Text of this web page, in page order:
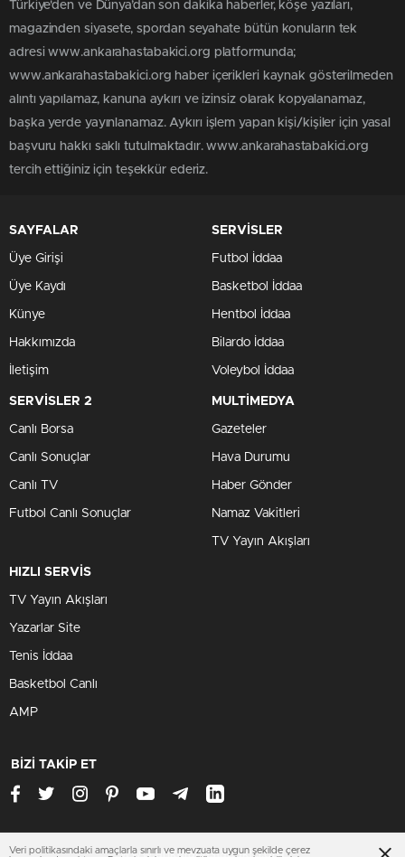
Türkiye'den ve Dünya’dan son dakika haberler, köşe yazıları,
magazinden siyasete, spordan seyahate bütün konuların tek
adresi www.ankarahastabakici.org platformunda;
www.ankarahastabakici.org haber içerikleri kaynak gösterilmeden
alıntı yapılamaz, kanuna aykırı ve izinsiz olarak kopyalanamaz,
başka yerde yayınlanamaz. Aykırı işlem yapan kişi/kişiler için yasal
başvuru hakkı saklı tutulmaktadır. www.ankarahastabakici.org
tercih ettiğiniz için teşekkür ederiz.
SAYFALAR
Üye Girişi
Üye Kaydı
Künye
Hakkımızda
İletişim
SERVİSLER
Futbol İddaa
Basketbol İddaa
Hentbol İddaa
Bilardo İddaa
Voleybol İddaa
SERVİSLER 2
Canlı Borsa
Canlı Sonuçlar
Canlı TV
Futbol Canlı Sonuçlar
MULTİMEDYA
Gazeteler
Hava Durumu
Haber Gönder
Namaz Vakitleri
TV Yayın Akışları
HIZLI SERVİS
TV Yayın Akışları
Yazarlar Site
Tenis İddaa
Basketbol Canlı
AMP
BİZİ TAKİP ET
www.ankarahastabakici.org
Veri politikasındaki amaçlarla sınırlı ve mevzuata uygun şekilde çerez